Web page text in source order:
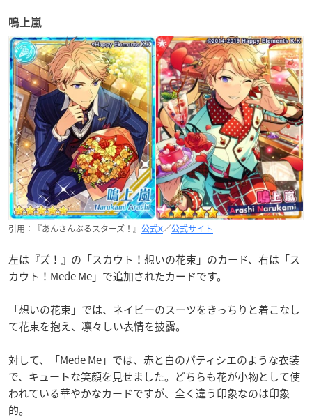
鳴上嵐
引用：『あんさんぶるスターズ！』 公式X／公式サイト
左は『ズ！』の「スカウト！想いの花束」のカード、右は「ス
カウト！Mede Me」で追加されたカードです。
「想いの花束」では、ネイビーのスーツをきっちりと着こなし
て花束を抱え、凛々しい表情を披露。
対して、「Mede Me」では、赤と白のパティシエのような衣装
で、キュートな笑顔を見せました。 どちらも花が小物として使
われている華やかなカードですが、全く違う印象なのは印象
的。